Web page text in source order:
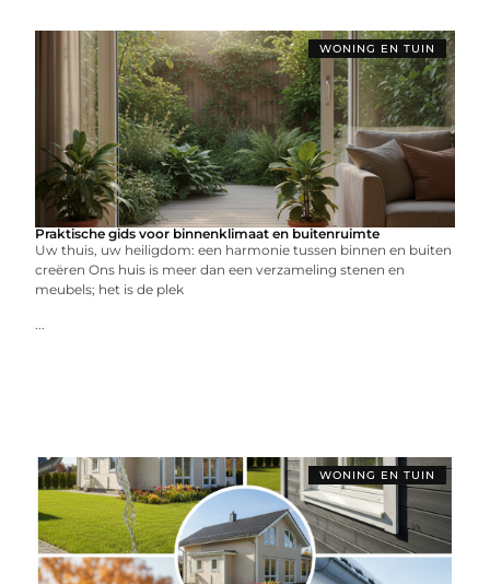
WONING EN TUIN
Praktische gids voor binnenklimaat en buitenruimte
Uw thuis, uw heiligdom: een harmonie tussen binnen en buiten
creëren Ons huis is meer dan een verzameling stenen en
meubels; het is de plek
...
WONING EN TUIN